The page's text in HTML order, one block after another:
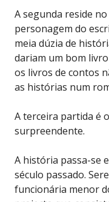
A segunda reside
personagem do
meia dúzia de
dariam um bom
os livros de contos
as histórias num
A terceira partida é
surpreendente.
A história passa-se
século passado.
funcionária menor